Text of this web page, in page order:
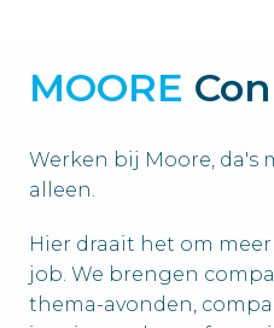
MOORE
Werken bij Moore, da's
alleen.
Hier draait het om
job. We brengen
thema-avonden,